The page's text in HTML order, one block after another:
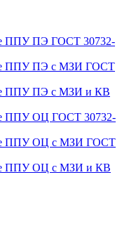
ППУ ПЭ ГОСТ 30732-
ППУ ПЭ с МЗИ ГОСТ
ППУ ПЭ с МЗИ и КВ
ППУ ОЦ ГОСТ 30732-
ППУ ОЦ с МЗИ ГОСТ
ППУ ОЦ с МЗИ и КВ